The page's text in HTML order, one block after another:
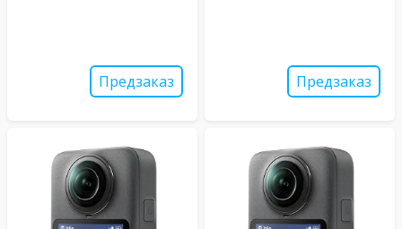
Предзаказ Предзаказ